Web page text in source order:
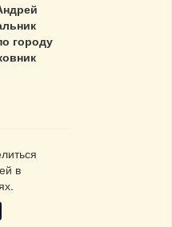
городу
в